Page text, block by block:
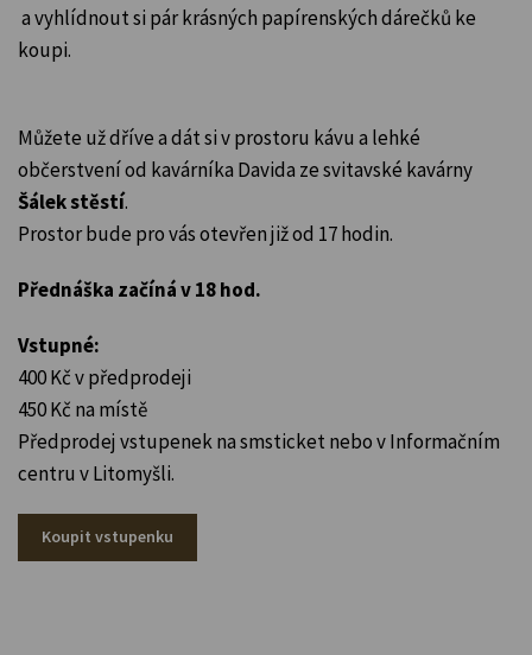
a vyhlídnout si pár krásných papírenských dárečků ke
koupi.
Můžete už dříve a dát si v prostoru kávu a lehké
občerstvení od kavárníka Davida ze svitavské kavárny
Šálek stěstí.
Prostor bude pro vás otevřen již od 17 hodin.
Přednáška začíná v 18 hod.
Vstupné:
400 Kč v předprodeji
450 Kč na místě
Předprodej vstupenek na smsticket nebo v Informačním
centru v Litomyšli.
Koupit vstupenku